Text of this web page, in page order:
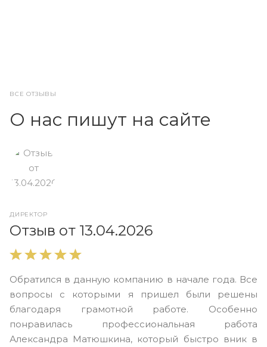
ВСЕ ОТЗЫВЫ
О нас пишут на сайте
ДИРЕКТОР
Отзыв от 13.04.2026
Обратился в данную компанию в начале года. Все
вопросы с которыми я пришел были решены
благодаря грамотной работе. Особенно
понравилась профессиональная работа
Александра Матюшкина, который быстро вник в